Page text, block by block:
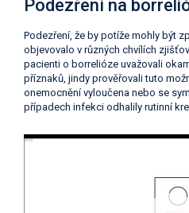
Podezření na
Podezření, že by potíže mohly být
objevovalo v různých chvílích
pacienti o borrelióze uvažovali
příznaků, jindy prověřovali tuto
onemocnění vyloučena nebo se
případech infekci odhalily rutinní